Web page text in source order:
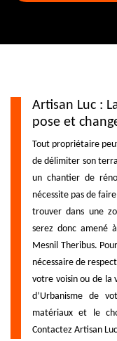
Artisan Luc :
pose et
Tout propriétaire
de délimiter son
un chantier de
nécessite pas de
trouver dans une
serez donc amené
Mesnil Theribus.
nécessaire de
votre voisin ou de la
d’Urbanisme de
matériaux et le
Contactez Artisan